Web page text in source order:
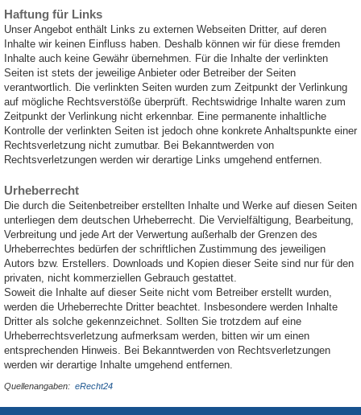
Haftung für Links
Unser Angebot enthält Links zu externen Webseiten Dritter, auf deren
Inhalte wir keinen Einfluss haben. Deshalb können wir für diese fremden
Inhalte auch keine Gewähr übernehmen. Für die Inhalte der verlinkten
Seiten ist stets der jeweilige Anbieter oder Betreiber der Seiten
verantwortlich. Die verlinkten Seiten wurden zum Zeitpunkt der Verlinkung
auf mögliche Rechtsverstöße überprüft. Rechtswidrige Inhalte waren zum
Zeitpunkt der Verlinkung nicht erkennbar. Eine permanente inhaltliche
Kontrolle der verlinkten Seiten ist jedoch ohne konkrete Anhaltspunkte einer
Rechtsverletzung nicht zumutbar. Bei Bekanntwerden von
Rechtsverletzungen werden wir derartige Links umgehend entfernen.
Urheberrecht
Die durch die Seitenbetreiber erstellten Inhalte und Werke auf diesen Seiten
unterliegen dem deutschen Urheberrecht. Die Vervielfältigung, Bearbeitung,
Verbreitung und jede Art der Verwertung außerhalb der Grenzen des
Urheberrechtes bedürfen der schriftlichen Zustimmung des jeweiligen
Autors bzw. Erstellers. Downloads und Kopien dieser Seite sind nur für den
privaten, nicht kommerziellen Gebrauch gestattet.
Soweit die Inhalte auf dieser Seite nicht vom Betreiber erstellt wurden,
werden die Urheberrechte Dritter beachtet. Insbesondere werden Inhalte
Dritter als solche gekennzeichnet. Sollten Sie trotzdem auf eine
Urheberrechtsverletzung aufmerksam werden, bitten wir um einen
entsprechenden Hinweis. Bei Bekanntwerden von Rechtsverletzungen
werden wir derartige Inhalte umgehend entfernen.
Quellenangaben: eRecht24